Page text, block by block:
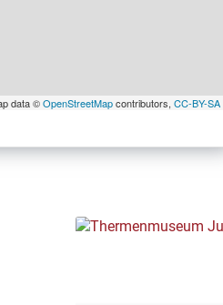
data ©OpenStreetMapcontributors, CC-BY-SA